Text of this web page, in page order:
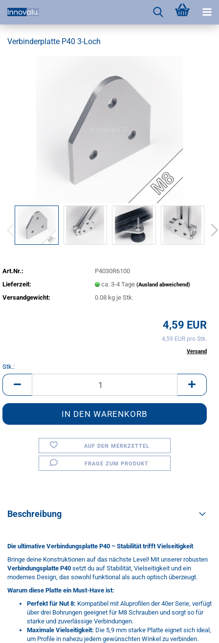
Verbinderplatte P40 3-Loch
Art.Nr.:
P4030R6100
Lieferzeit:
ca. 3-4 Tage(Ausland abweichend)
Versandgewicht: 0.08 kg je Stk.
4,59 EUR
4,59 EUR pro Stk.
Versand
Stk.:
Stk.
AUF DEN MERKZETTEL
FRAGE ZUM PRODUKT
Beschreibung
Die ultimative Verbindungsplatte P40 – Stabilität trifft Vielseitigkeit
Bringe deine Konstruktionen auf das nächste Level! Mit unserer robusten
Verbindungsplatte P40 setzt du auf Stabilität, Vielseitigkeit und ein
modernes Design, das sowohl funktional als auch optisch überzeugt.
Warum diese Platte ein Must-Have ist:
Perfekt für Nut 8: Kompatibel mit Aluprofilen der 40er Serie, verfügt
über drei Bohrungen geeignet für M8 Schrauben und sorgt so für
starke und zuverlässige Verbindungen.
Maximale Vielseitigkeit: Die 5,9 mm starke Platte eignet sich ideal,
um Profile in nahezu jedem gewünschten Winkel zu verbinden.